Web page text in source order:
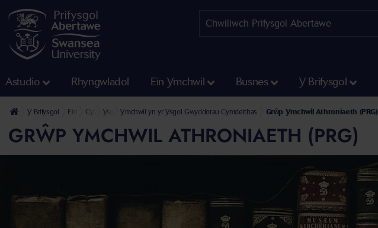
Astudio Rhyngwladol Ein Ymchwil Busnes Y Brifysgol
Y Brifysgol Ein Cyfadrannau
Cyfadran y Dyniaethau a'r Gwyddorau Cymdeithasol
Ysgol y Gwyddorau Cymdeithasol
Ymchwil yn yr Ysgol Gwyddorau Cymdeithas Grŵp Ymchwil Athroniaeth (PRG)
GRŴP YMCHWIL ATHRONIAETH (PRG)